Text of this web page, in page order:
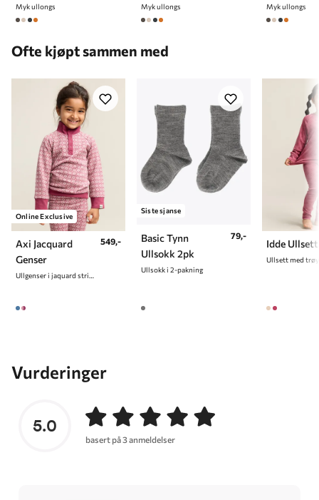
4 år
122 cm
134 cm
10 år 140 cm
Myk ullongs Myk ullongs Myk ullongs
Ofte kjøpt sammen med
Online Exclusive
Axi Jacquard
Genser
Ullgenser i jaquard strikket mønster
549,-
Siste sjanse
Basic Tynn
Ullsokk 2pk
Ullsokk i 2-pakning
79,-
Idde Ullsett
Vurderinger
5.0
basert på 3 anmeldelser